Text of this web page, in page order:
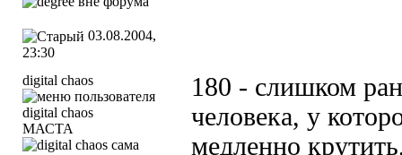
03.08.2004,
23:30
digital chaos
МАСТА
180 - слишком
человека, у
медленно